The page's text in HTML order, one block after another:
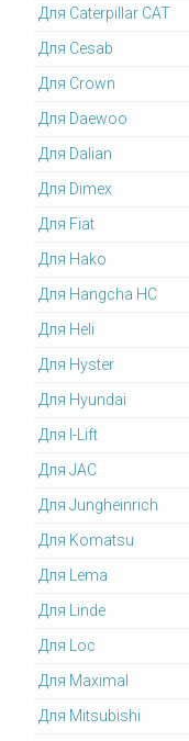
Для Caterpillar CAT
Для Cesab
Для Crown
Для Daewoo
Для Dalian
Для Dimex
Для Fiat
Для Hako
Для Hangcha HC
Для Heli
Для Hyster
Для Hyundai
Для I-Lift
Для JAC
Для Jungheinrich
Для Komatsu
Для Lema
Для Linde
Для Loc
Для Maximal
Для Mitsubishi